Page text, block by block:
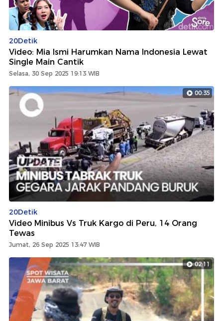
20Detik
Video: Mia Ismi Harumkan Nama Indonesia Lewat
Single Main Cantik
Selasa, 30 Sep 2025 19:13 WIB
00:35
20Detik
Video Minibus Vs Truk Kargo di Peru, 14 Orang
Tewas
Jumat, 26 Sep 2025 13:47 WIB
02:11